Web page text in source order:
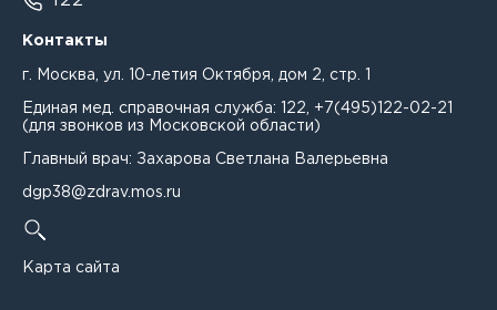
Контакты
г. Москва, ул. 10-летия Октября, дом 2, стр. 1
Единая мед. справочная служба: 122
+7(495)122-02-21
(для звонков из Московской области)
Главный врач: Захарова Светлана Валерьевна
dgp38@zdrav.mos.ru
Карта сайта
Гуриева Ирина Казбековна
Давлетова Луиза Фаритьяновна
Дегай Ирина Витальевна
Денисова Алина Юрьевна